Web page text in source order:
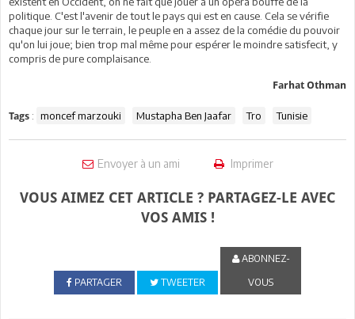
politique. C'est l'avenir de tout le pays qui est en cause. Cela se vérifie
chaque jour sur le terrain, le peuple en a assez de la comédie du pouvoir
qu'on lui joue; bien trop mal même pour espérer le moindre satisfecit, y
compris de pure complaisance.
Farhat Othman
Tags : moncef marzouki Mustapha Ben Jaafar Tro Tunisie
Envoyer à un ami Imprimer
VOUS AIMEZ CET ARTICLE ? PARTAGEZ-LE AVEC
VOS AMIS !
PARTAGER TWEETER
ABONNEZ-
VOUS